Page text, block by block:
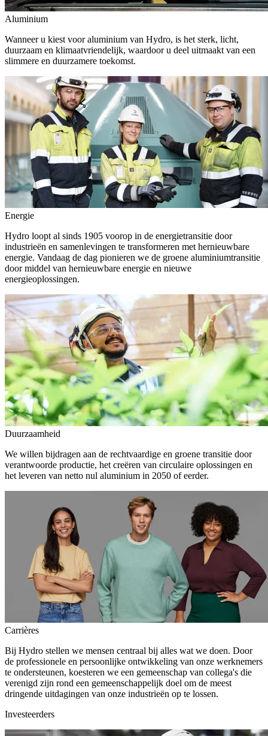
Aluminium
Wanneer u kiest voor aluminium van Hydro, is het sterk, licht,
duurzaam en klimaatvriendelijk, waardoor u deel uitmaakt van een
slimmere en duurzamere toekomst.
Energie
Hydro loopt al sinds 1905 voorop in de energietransitie door
industrieën en samenlevingen te transformeren met hernieuwbare
energie. Vandaag de dag pionieren we de groene aluminiumtransitie
door middel van hernieuwbare energie en nieuwe
energieoplossingen.
Duurzaamheid
We willen bijdragen aan de rechtvaardige en groene transitie door
verantwoorde productie, het creëren van circulaire oplossingen en
het leveren van netto nul aluminium in 2050 of eerder.
Carrières
Bij Hydro stellen we mensen centraal bij alles wat we doen. Door
de professionele en persoonlijke ontwikkeling van onze werknemers
te ondersteunen, koesteren we een gemeenschap van collega's die
verenigd zijn rond een gemeenschappelijk doel om de meest
dringende uitdagingen van onze industrieën op te lossen.
Investeerders